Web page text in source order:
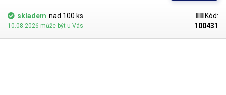
skladem nad 100 ks
10.08.2026 může být u Vás
Kód:
100431